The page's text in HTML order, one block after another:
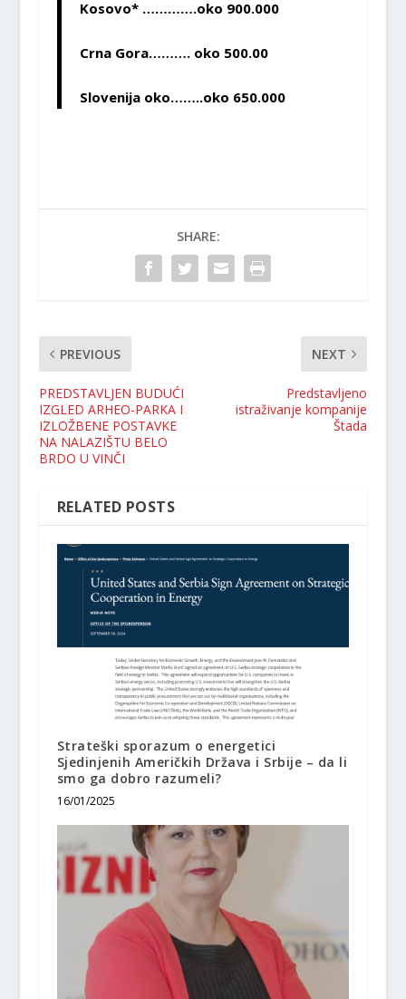
Kosovo* ………….oko 900.000
Crna Gora………. oko 500.00
Slovenija oko……..oko 650.000
SHARE:
PREVIOUS
PREDSTAVLJEN BUDUĆI
IZGLED ARHEO-PARKA I
IZLOŽBENE POSTAVKE
NA NALAZIŠTU BELO
BRDO U VINČI
NEXT
Predstavljeno
istraživanje kompanije
Štada
RELATED POSTS
Strateški sporazum o energetici
Sjedinjenih Američkih Država i Srbije – da li
smo ga dobro razumeli?
16/01/2025